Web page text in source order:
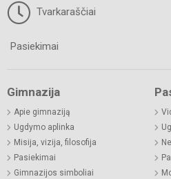
Tvarkaraščiai
Pasiekimai
Gimnazija
Apie gimnaziją
Ugdymo aplinka
Misija, vizija, filosofija
Pasiekimai
Gimnazijos simboliai